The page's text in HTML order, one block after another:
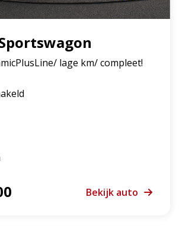
lage km/ compleet!
Bekijk auto